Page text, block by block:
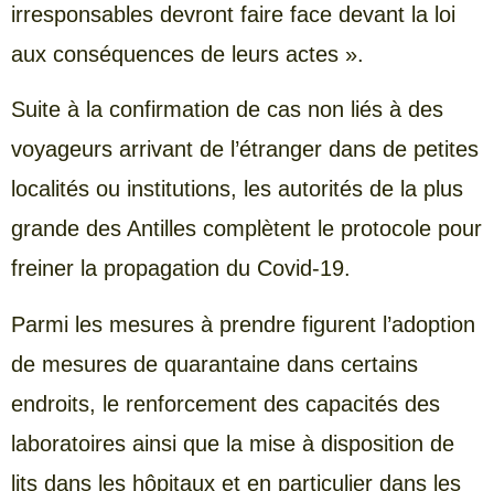
irresponsables devront faire face devant la loi
aux conséquences de leurs actes ».
Suite à la confirmation de cas non liés à des
voyageurs arrivant de l’étranger dans de petites
localités ou institutions, les autorités de la plus
grande des Antilles complètent le protocole pour
freiner la propagation du Covid-19.
Parmi les mesures à prendre figurent l’adoption
de mesures de quarantaine dans certains
endroits, le renforcement des capacités des
laboratoires ainsi que la mise à disposition de
lits dans les hôpitaux et en particulier dans les